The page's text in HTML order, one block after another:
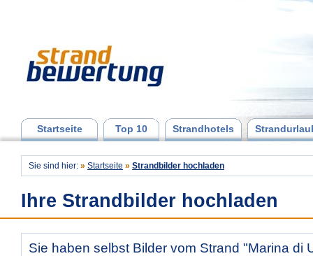
Startseite Top 10 Strandhotels
Sie sind hier: » Startseite » Strandbilder hochladen
Ihre Strandbilder hochladen
Sie haben selbst Bilder vom Strand "Marina di